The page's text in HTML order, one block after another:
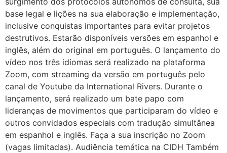
base legal e lições na sua elaboração e implementação,
inclusive conquistas importantes para evitar projetos
destrutivos. Estarão disponíveis versões em espanhol e
inglês, além do original em português. O lançamento do
vídeo nos três idiomas será realizado na plataforma
Zoom, com streaming da versão em português pelo
canal de Youtube da International Rivers. Durante o
lançamento, será realizado um bate papo com
lideranças de movimentos que participaram do vídeo e
outros convidados especiais com tradução simultânea
em espanhol e inglês. Faça a sua inscrição no Zoom
(vagas limitadas). Audiência temática na CIDH Também